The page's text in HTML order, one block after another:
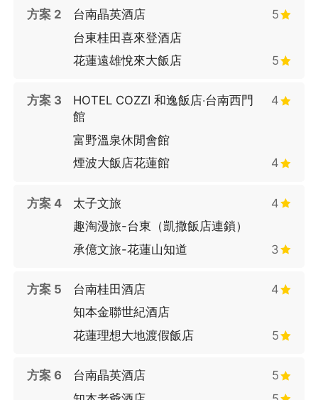
方案 2 台南晶英酒店
5
台東桂田喜來登酒店
花蓮遠雄悅來大飯店
5
方案 3
HOTEL COZZI 和逸飯店‧台南西門
館
4
富野溫泉休閒會館
煙波大飯店花蓮館
4
方案 4 太子文旅
4
趣淘漫旅-台東（凱撒飯店連鎖）
承億文旅-花蓮山知道
3
方案 5 台南桂田酒店
4
知本金聯世紀酒店
花蓮理想大地渡假飯店
5
方案 6 台南晶英酒店
5